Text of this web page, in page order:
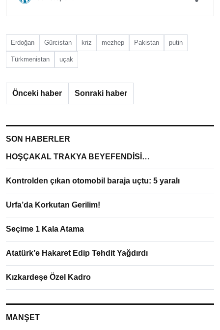
Erdoğan Gürcistan kriz mezhep Pakistan putin
Türkmenistan uçak
Önceki haber Sonraki haber
SON HABERLER
HOŞÇAKAL TRAKYA BEYEFENDİSİ…
Kontrolden çıkan otomobil baraja uçtu: 5 yaralı
Urfa’da Korkutan Gerilim!
Seçime 1 Kala Atama
Atatürk’e Hakaret Edip Tehdit Yağdırdı
Kızkardeşe Özel Kadro
MANŞET